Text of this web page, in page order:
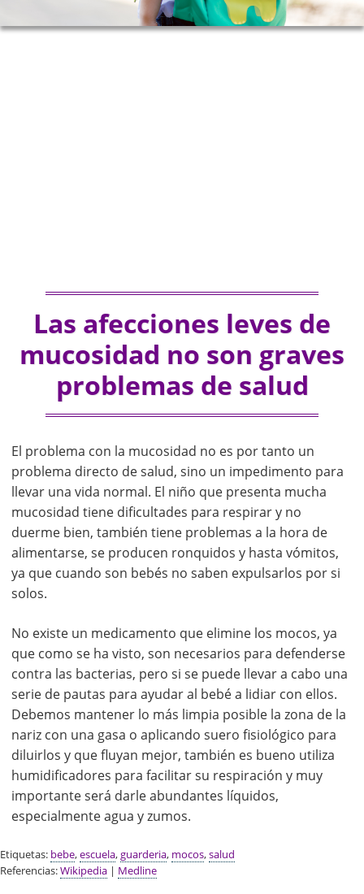
Las afecciones leves de
mucosidad no son graves
problemas de salud
El problema con la mucosidad no es por tanto un
problema directo de salud, sino un impedimento para
llevar una vida normal. El niño que presenta mucha
mucosidad tiene dificultades para respirar y no
duerme bien, también tiene problemas a la hora de
alimentarse, se producen ronquidos y hasta vómitos,
ya que cuando son bebés no saben expulsarlos por si
solos.
No existe un medicamento que elimine los mocos, ya
que como se ha visto, son necesarios para defenderse
contra las bacterias, pero si se puede llevar a cabo una
serie de pautas para ayudar al bebé a lidiar con ellos.
Debemos mantener lo más limpia posible la zona de la
nariz con una gasa o aplicando suero fisiológico para
diluirlos y que fluyan mejor, también es bueno utiliza
humidificadores para facilitar su respiración y muy
importante será darle abundantes líquidos,
especialmente agua y zumos.
Etiquetas: bebe,escuela,guarderia, mocos,salud
Referencias:Wikipedia | Medline